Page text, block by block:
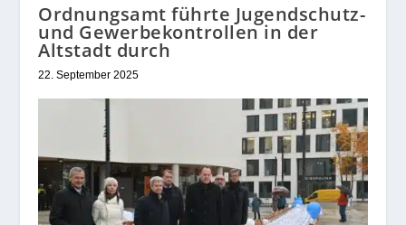
Ordnungsamt führte Jugendschutz-
und Gewerbekontrollen in der
Altstadt durch
22. September 2025